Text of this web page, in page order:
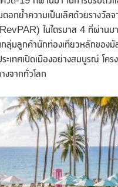
อกย้ำความเป็นเลิศด้วยรางวั
ในไตรมาส 4 ที่ผ่านม
กลุ่มลูกค้านักท่องเที่ยวหลักของ
เทศเปิดเมืองอย่างสมบูรณ์ โค
งจากทั่วโลก